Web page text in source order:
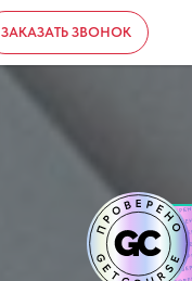
ЗАКАЗАТЬ ЗВОНОК